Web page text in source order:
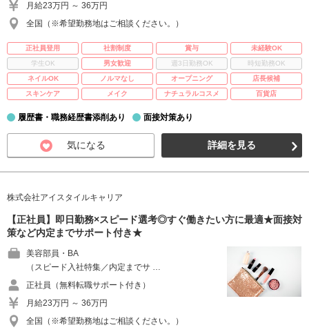
月給23万円 ～ 36万円
全国（※希望勤務地はご相談ください。）
正社員登用 社割制度 賞与
未経験OK
学生OK
男女歓迎 週3日勤務OK
時短勤務OK
ネイルOK
ノルマなし オープニング
店長候補
スキンケア
メイク ナチュラルコスメ 百貨店
履歴書・職務経歴書添削あり 面接対策あり
気になる 詳細を見る
株式会社アイスタイルキャリア
【正社員】即日勤務×スピード選考◎すぐ働きたい方に最適★面接対
策など内定までサポート付き★
美容部員・BA
（スピード入社特集／内定までサ …
正社員（無料転職サポート付き）
月給23万円 ～ 36万円
全国（※希望勤務地はご相談ください。）